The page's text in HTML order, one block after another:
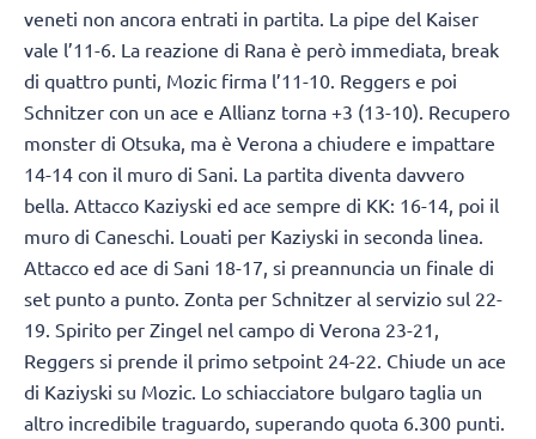
veneti non ancora entrati in partita. La pipe del Kaiser
vale l’11-6. La reazione di Rana è però immediata, break
di quattro punti, Mozic firma l’11-10. Reggers e poi
Schnitzer con un ace e Allianz torna +3 (13-10). Recupero
monster di Otsuka, ma è Verona a chiudere e impattare
14-14 con il muro di Sani. La partita diventa davvero
bella. Attacco Kaziyski ed ace sempre di KK: 16-14, poi il
muro di Caneschi. Louati per Kaziyski in seconda linea.
Attacco ed ace di Sani 18-17, si preannuncia un finale di
set punto a punto. Zonta per Schnitzer al servizio sul 22-
19. Spirito per Zingel nel campo di Verona 23-21,
Reggers si prende il primo setpoint 24-22. Chiude un ace
di Kaziyski su Mozic. Lo schiacciatore bulgaro taglia un
altro incredibile traguardo, superando quota 6.300 punti.